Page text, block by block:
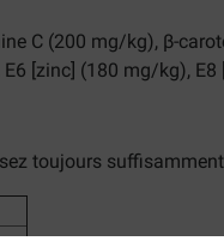
C (200 mg/kg), β-
[zinc] (180 mg/kg),
toujours